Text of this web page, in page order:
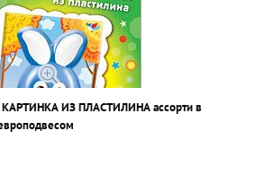
ИЗ ПЛАСТИЛИНА ассорти в